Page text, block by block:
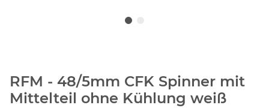
RFM - 48/5mm CFK Spinner mit
Mittelteil ohne Kühlung weiß